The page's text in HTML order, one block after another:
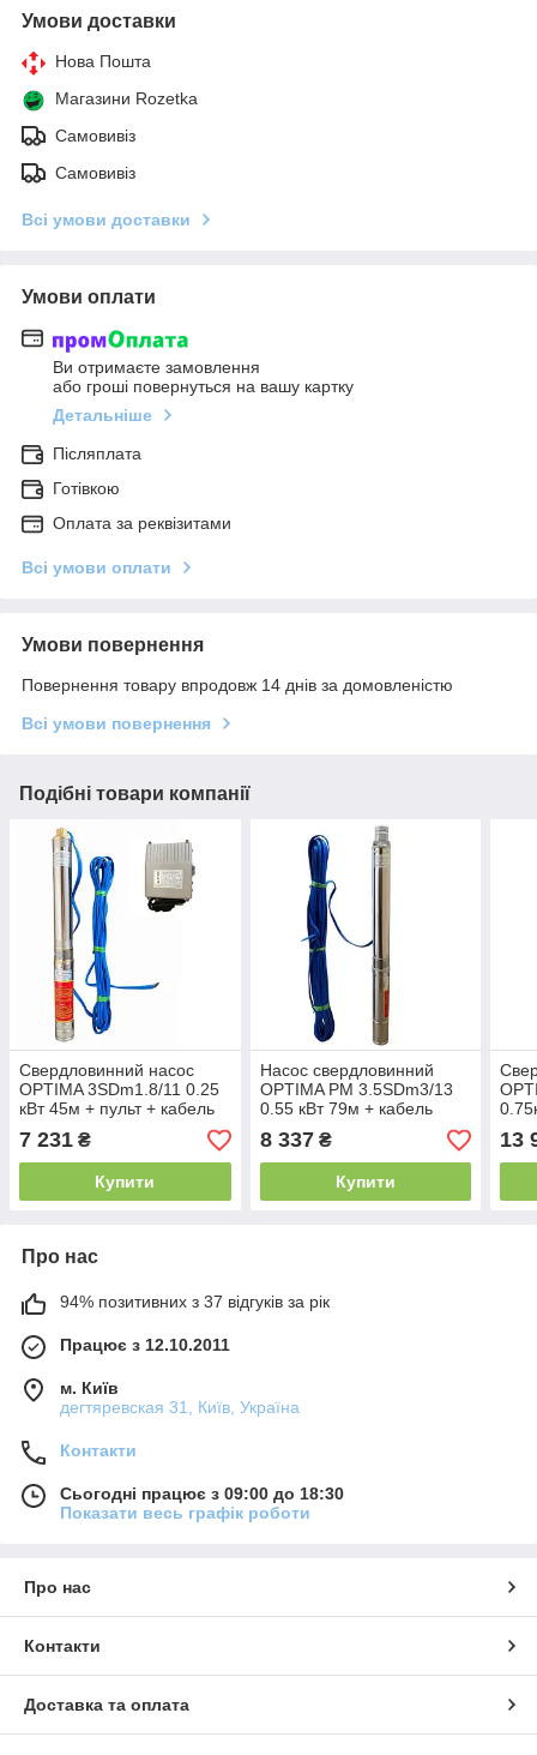
Умови доставки
Нова Пошта
Магазини Rozetka
Самовивіз
Самовивіз
Всі умови доставки
Умови оплати
Ви отримаєте замовлення
або гроші повернуться на вашу картку
Детальніше
Післяплата
Готівкою
Оплата за реквізитами
Всі умови оплати
Умови повернення
Повернення товару впродовж 14 днів за домовленістю
Всі умови повернення
Подібні товари компанії
Свердловинний насос
OPTIMA 3SDm1.8/11 0.25
кВт 45м + пульт + кабель
25м
7 231 ₴
Купити
Насос свердловинний
OPTIMA PM 3.5SDm3/13
0.55 кВт 79м + кабель
50м, із вбудованим
конденсатором (без
пульта)
8 337₴
Купити
13
Про нас
94% позитивних з 37 відгуків за рік
Працює з 12.10.2011
м. Київ
дегтяревская 31, Київ, Україна
Контакти
Сьогодні працює з 09:00 до 18:30
Показати весь графік роботи
Про нас
Контакти
Доставка та оплата